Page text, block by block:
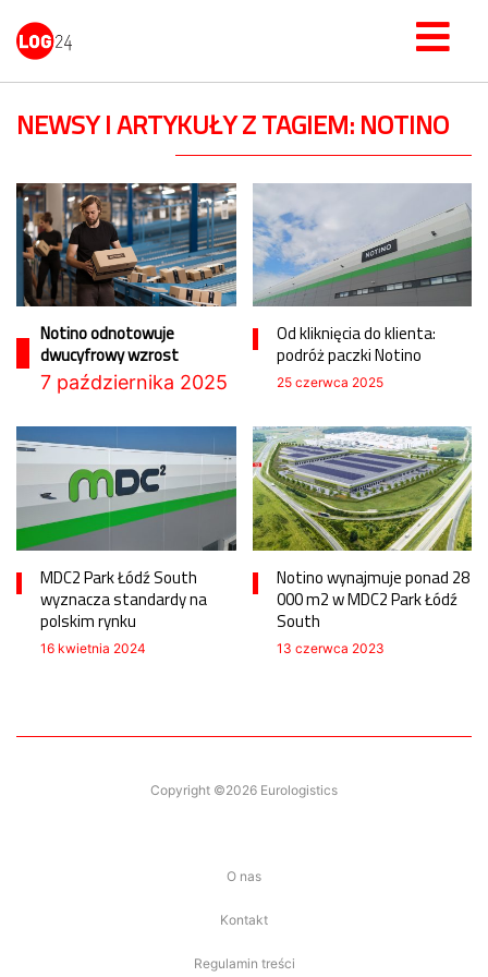
NEWSY I ARTYKUŁY Z TAGIEM: NOTINO
Notino odnotowuje
dwucyfrowy wzrost
7 października 2025
Od kliknięcia do klienta:
podróż paczki Notino
25 czerwca 2025
MDC2 Park Łódź South
wyznacza standardy na
polskim rynku
16 kwietnia 2024
Notino wynajmuje ponad 28
000 m2 w MDC2 Park Łódź
South
13 czerwca 2023
Copyright ©2026 Eurologistics
O nas
Kontakt
Regulamin treści